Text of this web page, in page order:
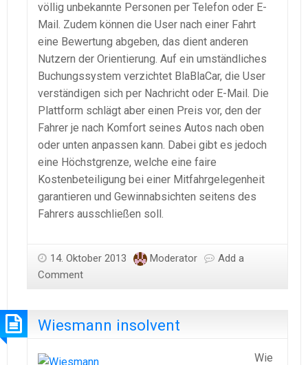
völlig unbekannte Personen per Telefon oder E-
Mail. Zudem können die User nach einer Fahrt
eine Bewertung abgeben, das dient anderen
Nutzern der Orientierung. Auf ein umständliches
Buchungssystem verzichtet BlaBlaCar, die User
verständigen sich per Nachricht oder E-Mail. Die
Plattform schlägt aber einen Preis vor, den der
Fahrer je nach Komfort seines Autos nach oben
oder unten anpassen kann. Dabei gibt es jedoch
eine Höchstgrenze, welche eine faire
Kostenbeteiligung bei einer Mitfahrgelegenheit
garantieren und Gewinnabsichten seitens des
Fahrers ausschließen soll.
14. Oktober 2013 Moderator
Add a
Comment
Wiesmann insolvent
Wie